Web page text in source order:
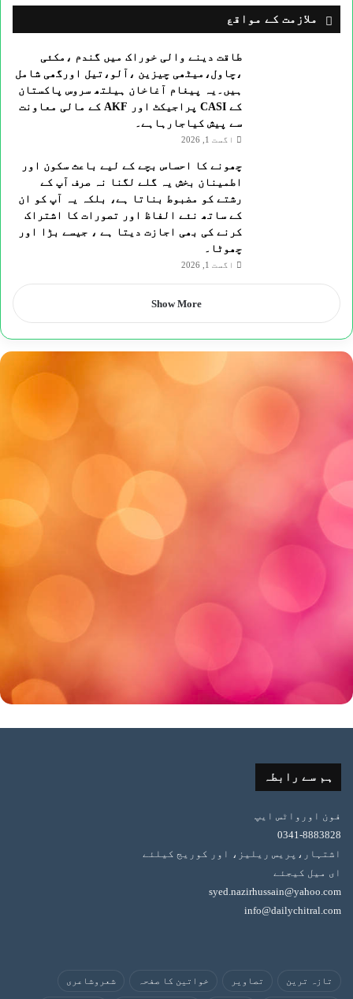
ملازمت کے مواقع
طاقت دینے والی خوراک میں گندم ،مکئی
،چاول،میٹھی چیزین ،آلو،تیل اورگھی شامل
ہیں۔یہ پیغام آغاخان ہیلتھ سروس پاکستان
کے CASI پراجیکٹ اور AKF کے مالی معاونت
سے پیش کیاجارہاہے۔
اگست 1, 2026
چھونے کا احساس بچے کے لیے باعث سکون اور
اطمینان بخش یہ گلے لگنا نہ صرف آپ کے
رشتے کو مضبوط بناتا ہے، بلکہ یہ آپ کو ان
کے ساتھ نئے الفاظ اور تصورات کا اشتراک
کرنے کی بھی اجازت دیتا ہے ، جیسے بڑا اور
چھوٹا۔
اگست 1, 2026
Show More
ہم سے رابطہ
فون اورواٹس ایپ
0341-8883828
اشتہار،پریس ریلیز، اور کوریج کیلئے
ای میل کیجئے
syed.nazirhussain@yahoo.com
info@dailychitral.com
تازہ ترین تصاویر خواتین کا صفحہ شعروشاعری